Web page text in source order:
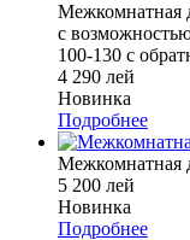
Межкомнатная
с
100-130 с
4 290 лей
Новинка
Подробнее
Межкомнатная
5 200 лей
Новинка
Подробнее